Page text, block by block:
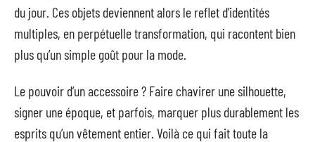
du jour. Ces objets deviennent alors le reflet d’identités
multiples, en perpétuelle transformation, qui racontent bien
plus qu’un simple goût pour la mode.
Le pouvoir d’un accessoire ? Faire chavirer une silhouette,
signer une époque, et parfois, marquer plus durablement les
esprits qu’un vêtement entier. Voilà ce qui fait toute la